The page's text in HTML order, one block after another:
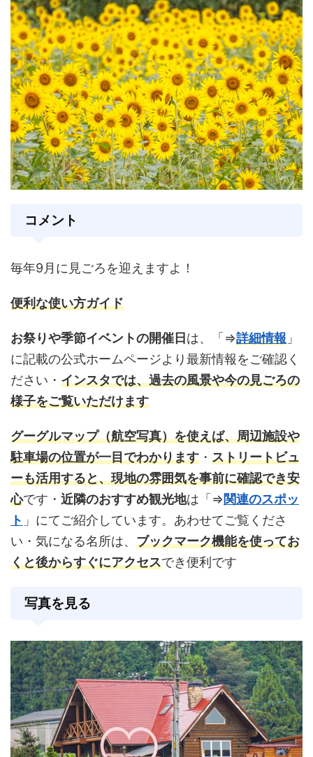
コメント
毎年9月に見ごろを迎えますよ！
便利な使い方ガイド
お祭りや季節イベントの開催日 は、「⇒詳細情報 」
に記載の公式ホームページより最新情報をご確認く
ださい・ インスタでは、過去の風景や今の見ごろの
様子をご覧いただけます
グーグルマップ（航空写真）を使えば、周辺施設や
駐車場の位置が一目でわかります ・ ストリートビュ
ーも活用すると、現地の雰囲気を事前に確認でき安
心です・ 近隣のおすすめ観光地は「⇒関連のスポッ
ト 」にてご紹介しています。あわせてご覧くださ
い・気になる名所は、 ブックマーク機能を使ってお
くと後からすぐにアクセスでき便利です
写真を見る